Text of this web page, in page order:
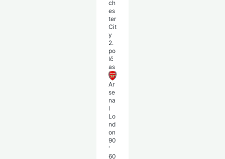
ch
es
ter
Cit
y
2.
po
lč
as
Ar
se
na
l
Lo
nd
on
90
'
60